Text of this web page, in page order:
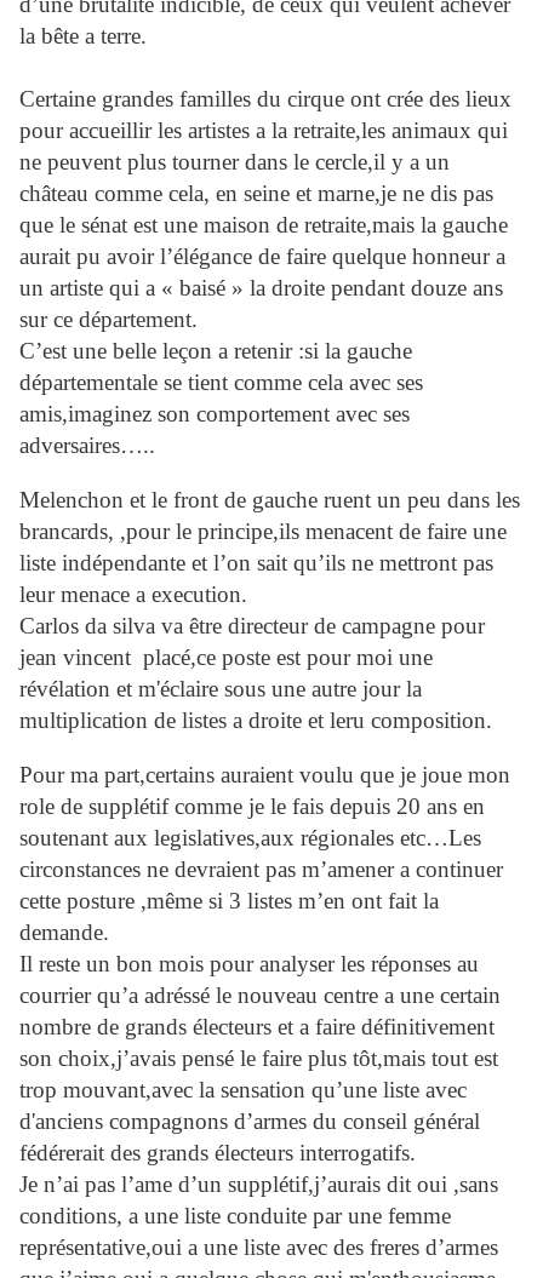
la bête a terre.
Certaine grandes familles du cirque ont crée des lieux
pour accueillir les artistes a la retraite,les animaux qui
ne peuvent plus tourner dans le cercle,il y a un
château comme cela, en seine et marne,je ne dis pas
que le sénat est une maison de retraite,mais la gauche
aurait pu avoir l’élégance de faire quelque honneur a
un artiste qui a « baisé » la droite pendant douze ans
sur ce département.
C’est une belle leçon a retenir :si la gauche
départementale se tient comme cela avec ses
amis,imaginez son comportement avec ses
adversaires…..
Melenchon et le front de gauche ruent un peu dans les
brancards, ,pour le principe,ils menacent de faire une
liste indépendante et l’on sait qu’ils ne mettront pas
leur menace a execution.
Carlos da silva va être directeur de campagne pour
jean vincent placé,ce poste est pour moi une
révélation et m'éclaire sous une autre jour la
multiplication de listes a droite et leru composition.
Pour ma part,certains auraient voulu que je joue mon
role de supplétif comme je le fais depuis 20 ans en
soutenant aux legislatives,aux régionales etc…Les
circonstances ne devraient pas m’amener a continuer
cette posture ,même si 3 listes m’en ont fait la
demande.
Il reste un bon mois pour analyser les réponses au
courrier qu’a adréssé le nouveau centre a une certain
nombre de grands électeurs et a faire définitivement
son choix,j’avais pensé le faire plus tôt,mais tout est
trop mouvant,avec la sensation qu’une liste avec
d'anciens compagnons d’armes du conseil général
fédérerait des grands électeurs interrogatifs.
Je n’ai pas l’ame d’un supplétif,j’aurais dit oui ,sans
conditions, a une liste conduite par une femme
représentative,oui a une liste avec des freres d’armes